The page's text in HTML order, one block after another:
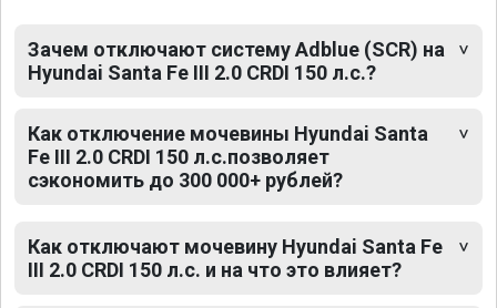
Зачем отключают систему Adblue (SCR) на
Hyundai Santa Fe III 2.0 CRDI 150 л.с.?
Как отключение мочевины Hyundai Santa
Fe III 2.0 CRDI 150 л.с.позволяет
сэкономить до 300 000+ рублей?
Как отключают мочевину Hyundai Santa Fe
III 2.0 CRDI 150 л.с. и на что это влияет?